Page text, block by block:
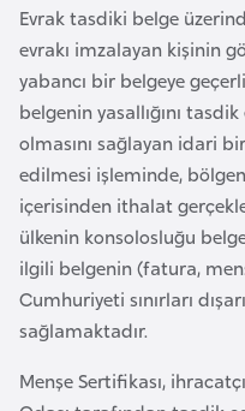
Evrak tasdiki belge
evrakı imzalayan kişinin
yabancı bir belgeye
belgenin yasallığını
olmasını sağlayan idari
edilmesi işleminde,
içerisinden ithalat
ülkenin konsolosluğu
ilgili belgenin (fatura,
Cumhuriyeti sınırları
sağlamaktadır.
Menşe Sertifikası,
e
r
b
a
y
c
a
n
B
a
r